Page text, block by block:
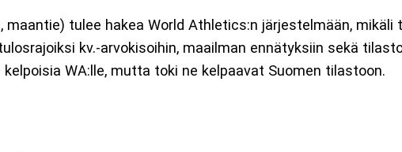
maantie) tulee hakea World Athletics:n järjestelmään,
kv.-arvokisoihin, maailman ennätyksiin sekä
WA:lle, mutta toki ne kelpaavat Suomen tilastoon.